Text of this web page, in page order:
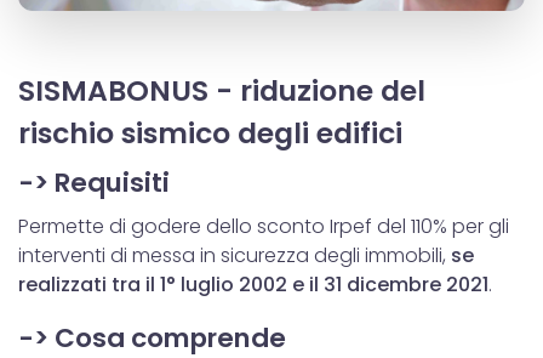
SISMABONUS - riduzione del
rischio sismico degli edifici
-> Requisiti
Permette di godere dello sconto Irpef del 110% per gli
interventi di messa in sicurezza degli immobili, se
realizzati tra il 1° luglio 2002 e il 31 dicembre 2021.
-> Cosa comprende